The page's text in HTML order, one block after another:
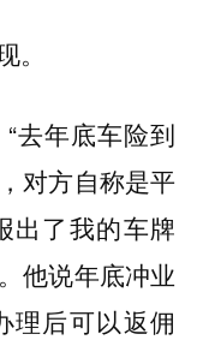
去年底车险到
对方自称是平
出了我的车牌
他说年底冲业
理后可以返佣